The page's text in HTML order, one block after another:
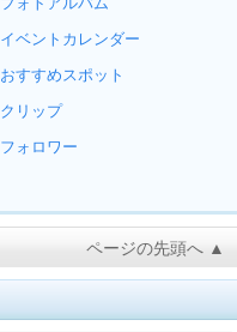
イベントカレンダー
おすすめスポット
クリップ
フォロワー
ページの先頭へ ▲